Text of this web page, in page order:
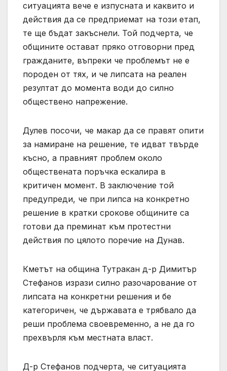
ситуацията вече е изпусната и каквито и
действия да се предприемат на този етап,
те ще бъдат закъснели. Той подчерта, че
общините остават пряко отговорни пред
гражданите, въпреки че проблемът не е
породен от тях, и че липсата на реален
резултат до момента води до силно
обществено напрежение.
Дулев посочи, че макар да се правят опити
за намиране на решение, те идват твърде
късно, а правният проблем около
обществената поръчка ескалира в
критичен момент. В заключение той
предупреди, че при липса на конкретно
решение в кратки срокове общините са
готови да преминат към протестни
действия по цялото поречие на Дунав.
Кметът на община Тутракан д-р Димитър
Стефанов изрази силно разочарование от
липсата на конкретни решения и бе
категоричен, че държавата е трябвало да
реши проблема своевременно, а не да го
прехвърля към местната власт.
Д-р Стефанов подчерта, че ситуацията